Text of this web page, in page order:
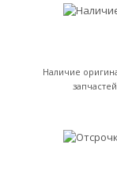
Наличие
запчастей